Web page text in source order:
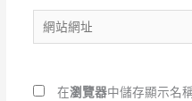
件
地
*
站
址
在瀏覽器中儲存顯示名